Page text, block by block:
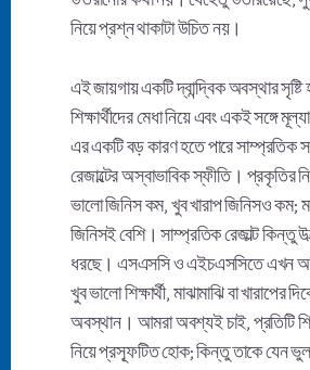
নিয়ে প্রশ্ন থাকাটা উচিত নয়।
এই জায়গায় একটি দ্বান্দ্বিক অবস্থার
শিক্ষার্থীদের মেধা নিয়ে এবং একই সঙ্গে
এর একটি বড় কারণ হতে পারে সাম্প্রতিক
রেজাল্টের অস্বাভাবিক স্ফীতি। প্রকৃতির
ভালো জিনিস কম, খুব খারাপ জিনিসও কম;
জিনিসই বেশি। সাম্প্রতিক রেজাল্ট কিন্তু
ধরছে। এসএসসি ও এইচএসসিতে এখন
খুব ভালো শিক্ষার্থী, মাঝামাঝি বা খারাপের
অবস্থান। আমরা অবশ্যই চাই, প্রতিটি
নিয়ে প্রস্ফূটিত হোক; কিন্তু তাকে যেন